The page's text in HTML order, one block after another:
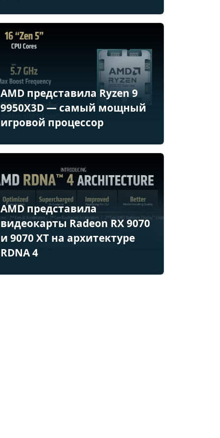
AMD представила Ryzen 9
9950X3D — самый мощный
игровой процессор
AMD представила
видеокарты Radeon RX 9070
и 9070 XT на архитектуре
RDNA 4